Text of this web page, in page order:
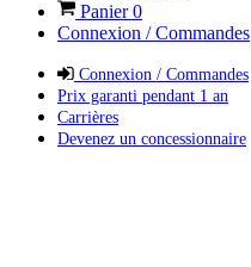
Panier0
Connexion / Commandes
Connexion / Commandes
Prix garanti pendant 1 an
Carrières
Devenez un concessionnaire